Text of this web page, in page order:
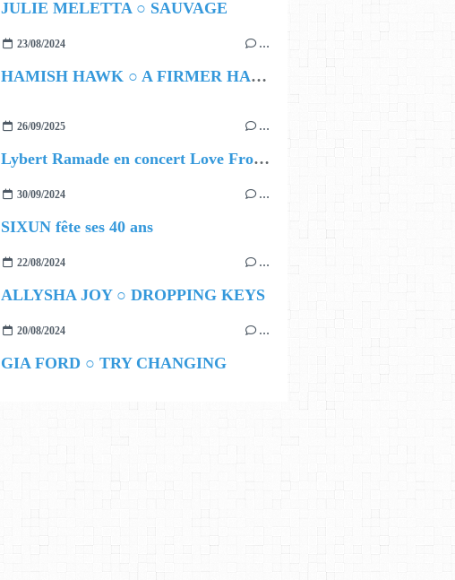
JULIE MELETTA ○ SAUVAGE
23/08/2024 …
HAMISH HAWK ○ A FIRMER HAND
26/09/2025 …
Lybert Ramade en concert Love From Me
30/09/2024 …
SIXUN fête ses 40 ans
22/08/2024 …
ALLYSHA JOY ○ DROPPING KEYS
20/08/2024 …
GIA FORD ○ TRY CHANGING